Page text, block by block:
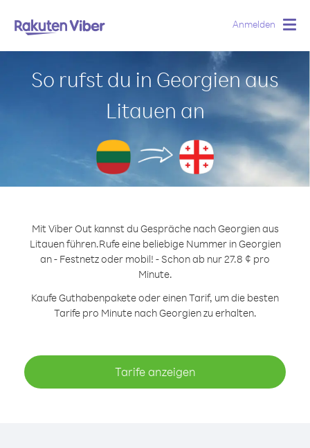
Anmelden
So rufst du in Georgien aus
Litauen an
Mit Viber Out kannst du Gespräche nach Georgien aus
Litauen führen.Rufe eine beliebige Nummer in Georgien
an - Festnetz oder mobil! - Schon ab nur 27.8 ¢ pro
Minute.
Kaufe Guthabenpakete oder einen Tarif, um die besten
Tarife pro Minute nach Georgien zu erhalten.
Tarife anzeigen